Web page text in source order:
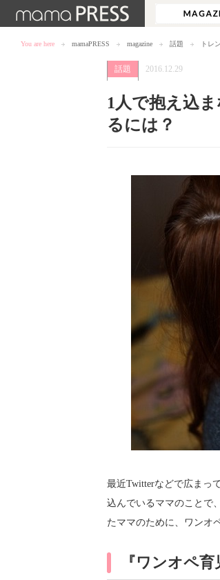
You are here mamaPRESS magazine 話題 トレ
話題 2016.12.29
1人で抱え込
るには？
最近Twitterなどで広まっ
込んでいるママのことで
たママのために、ワンオ
『ワンオペ